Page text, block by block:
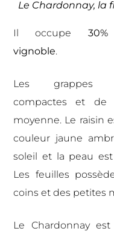
Le Chardonnay, la
Il occupe
vignoble.
Les grappes
compactes et de
moyenne. Le raisin
couleur jaune
soleil et la peau
Les feuilles
coins et des petites
Le Chardonnay